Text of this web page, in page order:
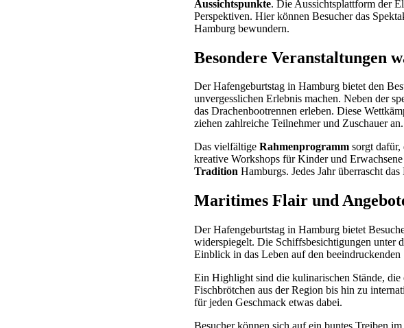
Aussichtspunkte. Die Aussichtsplattform der
Perspektiven. Hier können Besucher das
Hamburg bewundern.
Besondere Veranstaltungen
Der Hafengeburtstag in Hamburg bietet den
unvergesslichen Erlebnis machen. Neben der
das Drachenbootrennen erleben. Diese
ziehen zahlreiche Teilnehmer und Zuschauer an.
Das vielfältige Rahmenprogramm sorgt
kreative Workshops für Kinder und
Tradition Hamburgs. Jedes Jahr überrascht
Maritimes Flair und
Der Hafengeburtstag in Hamburg bietet
widerspiegelt. Die Schiffsbesichtigungen unter
Einblick in das Leben auf den beeindruckenden
Ein Highlight sind die kulinarischen Stände, die
Fischbrötchen aus der Region bis hin zu
für jeden Geschmack etwas dabei.